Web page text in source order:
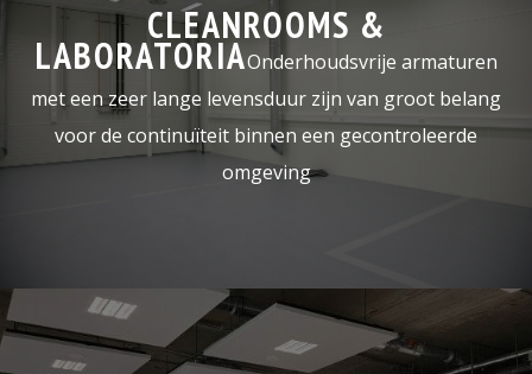
CLEANROOMS &
LABORATORIAOnderhoudsvrije armaturen
met een zeer lange levensduur zijn van groot belang
voor de continuïteit binnen een gecontroleerde
omgeving